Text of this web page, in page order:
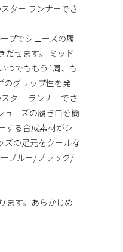
ター ランナーでさ
プでシューズの履
だせます。 ミッド
つでももう1周、も
のグリップ性を発
ター ランナーでさ
ューズの履き口を簡
する合成素材がシ
ズの足元をクールな
ブルー/ブラック/
ます。あらかじめ